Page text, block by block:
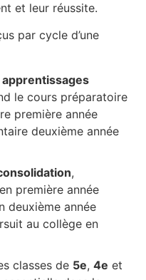
et leur réussite.
par cycle d’une
apprentissages
le cours préparatoire
première année
deuxième année
,
première année
deuxième année
au collège en
classes de 5e,4e et